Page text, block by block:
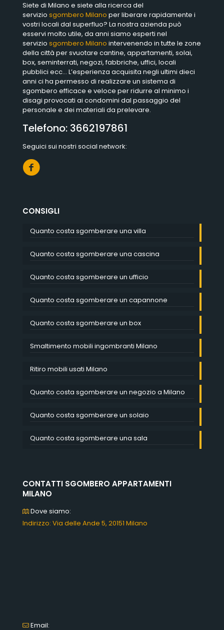
Siete di Milano e siete alla ricerca del
servizio sgombero Milano per liberare rapidamente i
vostri locali dal superfluo? La nostra azienda può
esservi molto utile, da anni siamo esperti nel
servizio sgombero Milano intervenendo in tutte le zone
della città per svuotare cantine, appartamenti, solai,
box, seminterrati, negozi, fabbriche, uffici, locali
pubblici ecc… L’esperienza acquisita negli ultimi dieci
anni ci ha permesso di realizzare un sistema di
sgombero efficace e veloce per ridurre al minimo i
disagi provocati ai condomini dal passaggio del
personale e dei materiali da prelevare.
Telefono: 3662197861
Seguici sui nostri social network:
CONSIGLI
Quanto costa sgomberare una villa
Quanto costa sgomberare una cascina
Quanto costa sgomberare un ufficio
Quanto costa sgomberare un capannone
Quanto costa sgomberare un box
Smaltimento mobili ingombranti Milano
Ritiro mobili usati Milano
Quanto costa sgomberare un negozio a Milano
Quanto costa sgomberare un solaio
Quanto costa sgomberare una sala
CONTATTI SGOMBERO APPARTAMENTI
MILANO
Dove siamo:
Indirizzo: Via delle Ande 5, 20151 Milano
Email: